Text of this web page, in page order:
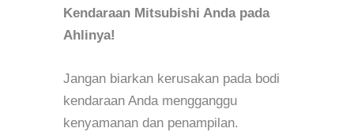
Kendaraan Mitsubishi Anda pada
Ahlinya!
Jangan biarkan kerusakan pada bodi
kendaraan Anda mengganggu
kenyamanan dan penampilan.